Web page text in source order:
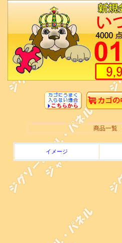
商品一覧
イメージ